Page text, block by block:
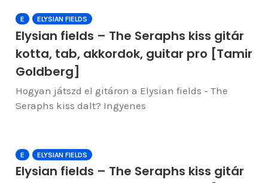
E ELYSIAN FIELDS
Elysian fields – The Seraphs kiss gitár
kotta, tab, akkordok, guitar pro [Tamir
Goldberg]
Hogyan játszd el gitáron a Elysian fields - The
Seraphs kiss dalt? Ingyenes
E ELYSIAN FIELDS
Elysian fields – The Seraphs kiss gitár